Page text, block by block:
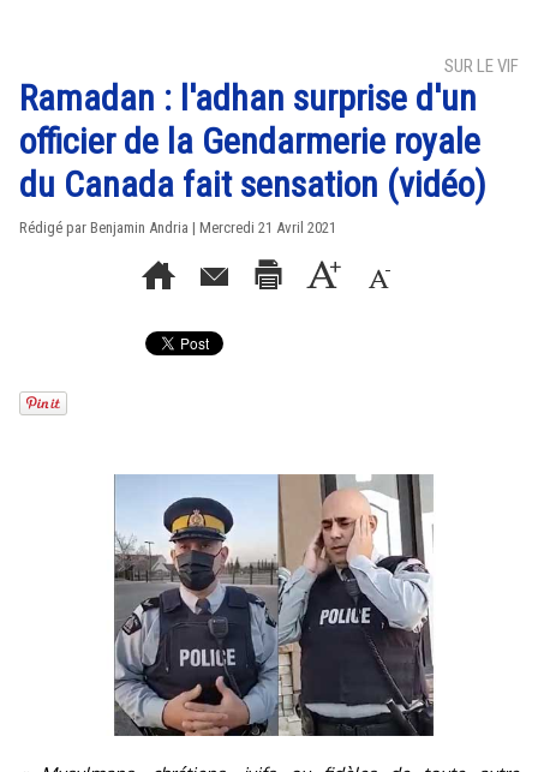
SUR LE VIF
Ramadan : l'adhan surprise d'un
officier de la Gendarmerie royale
du Canada fait sensation (vidéo)
Rédigé par Benjamin Andria | Mercredi 21 Avril 2021